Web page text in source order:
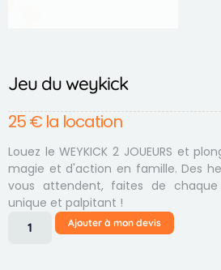
Jeu du weykick
25€la location
Louez le WEYKICK 2 JOUEURS et
magie et d'action en famille. Des
vous attendent, faites de
unique et palpitant !
Ajouter à mon devis